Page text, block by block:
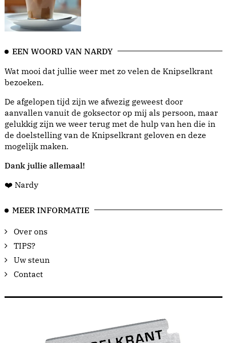
EEN WOORD VAN NARDY
Wat mooi dat jullie weer met zo velen de Knipselkrant
bezoeken.
De afgelopen tijd zijn we afwezig geweest door
aanvallen vanuit de goksector op mij als persoon, maar
gelukkig zijn we weer terug met de hulp van hen die in
de doelstelling van de Knipselkrant geloven en deze
mogelijk maken.
Dank jullie allemaal!
❤️ Nardy
MEER INFORMATIE
Over ons
TIPS?
Uw steun
Contact